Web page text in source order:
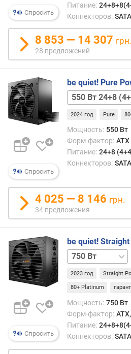
т
з
ы
в
а
м
п
о
д
а
т
е
д
б
а
в
л
е
н
я
п
о
к
л
и
е
с
Спросить
Питание:
Коннекторов:
8 853 — 14 307 грн.
28 предложений
Спросить
be quiet! Pure
650 Вт
24+8+4 pin
750 Вт
24+8+8(4+4) pin
850 Вт
24+8+8(4+4) pin
1000 Вт
24+8+8(4+4) pin
2024 год Pure
Мощность: 550 Вт
Форм-фактор: ATX
Питание: 24+8
Коннекторов:
4 025 — 8 146 грн.
34 предложения
Спросить
be quiet!
850 Вт1000 Вт
2023 год Straight
80+ Platinum
Мощность: 750 Вт
Форм-фактор:
Питание:
Коннекторов: